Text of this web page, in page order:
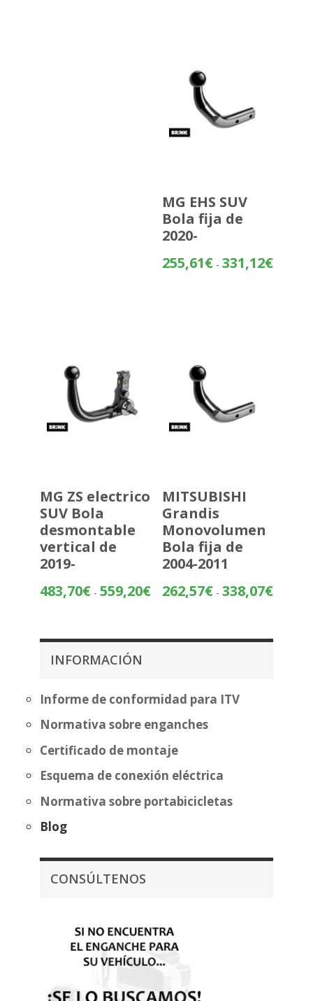
MG EHS SUV
Bola fija de
2020-
255,61€ - 331,12€Rango
MG ZS electrico
SUV Bola
desmontable
vertical de
2019-
483,70€ - 559,20€Rango
MITSUBISHI
Grandis
Monovolumen
Bola fija de
2004-2011
262,57€ - 338,07€Rango
INFORMACIÓN
Informe de conformidad para ITV
Normativa sobre enganches
Certificado de montaje
Esquema de conexión eléctrica
Normativa sobre portabicicletas
Blog
CONSÚLTENOS